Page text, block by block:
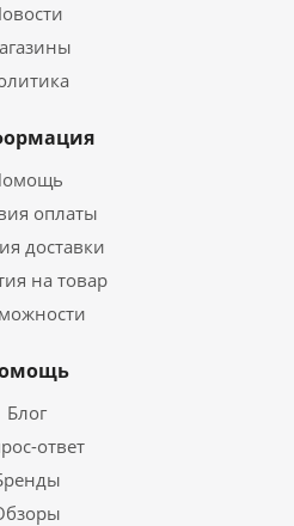
оплаты
доставки
на товар
Блог
ответ